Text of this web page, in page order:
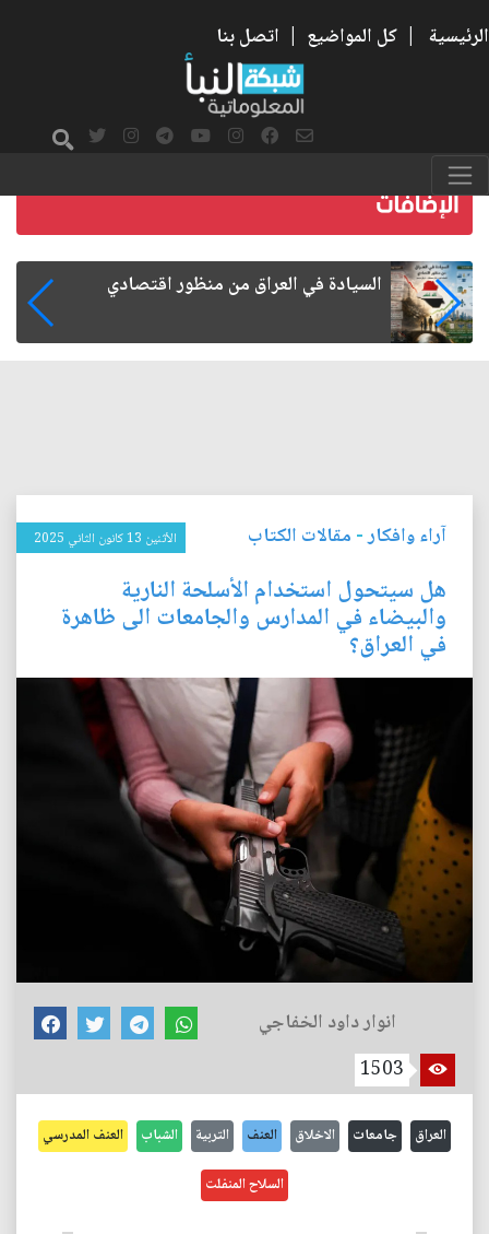
الرئيسية | كل المواضيع | اتصل بنا
ما بعد الأربعين.. كيف اتسعت الزيارة من هويتها
آراء وافكار- مقالات الكتاب الأثنين 13 كانون الثاني 2025
هل سيتحول استخدام الأسلحة النارية
والبيضاء في المدارس والجامعات الى ظاهرة
في العراق؟
انوار داود الخفاجي
1503
العراق جامعات الاخلاق العنف التربية الشباب العنف المدرسي
السلاح المنفلت